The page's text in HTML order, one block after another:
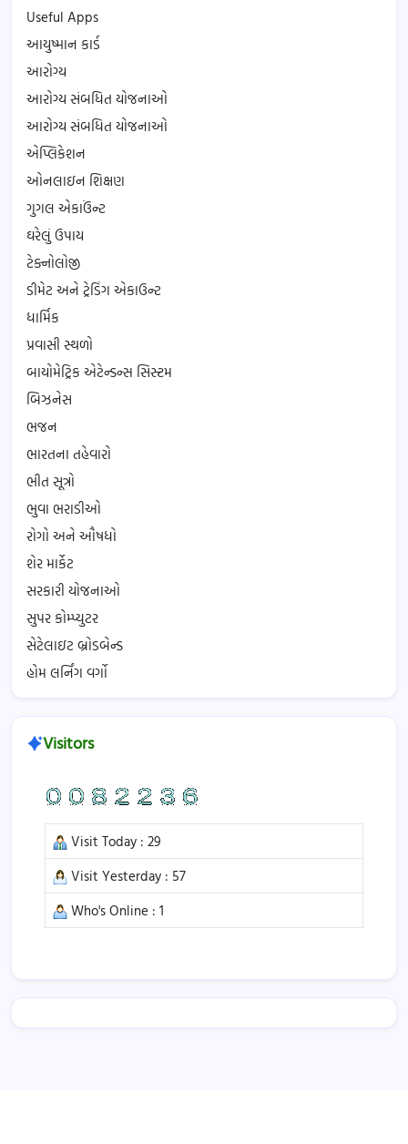
Useful Apps
આયુષ્માન કાર્ડ
આરોગ્ય
આરોગ્ય સંબધિત યોજનાઓ
આરોગ્ય સંબધિત યોજનાઓ
એપ્લિકેશન
ઓનલાઇન શિક્ષણ
ગુગલ એકાઉંન્ટ
ઘરેલું ઉપાય
ટેક્નોલોજી
ડીમેટ અને ટ્રેડિંગ એકાઉન્ટ
ધાર્મિક
પ્રવાસી સ્થળો
બાયોમેટ્રિક એટેન્ડન્સ સિસ્ટમ
બિઝનેસ
ભજન
ભારતના તહેવારો
ભીત સૂત્રો
ભુવા ભરાડીઓ
રોગો અને ઔષધો
શેર માર્કેટ
સરકારી યોજનાઓ
સુપર કોમ્પ્યુટર
સેટેલાઇટ બ્રોડબેન્ડ
હોમ લર્નિંગ વર્ગો
Visitors
Visit Today : 29
Visit Yesterday : 57
Who's Online : 1